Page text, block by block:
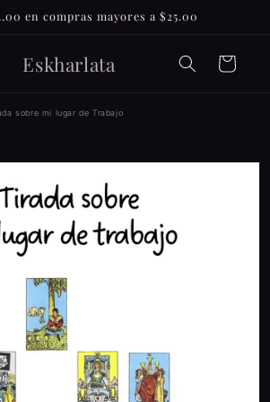
en compras mayores a $25.00
Eskharlata Carrito
sobre mi lugar de Trabajo